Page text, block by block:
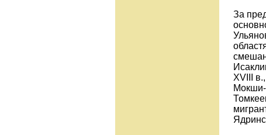
За
XVIII